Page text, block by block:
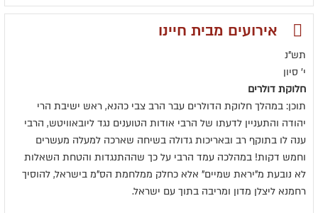
אירועים מבית חיינו
תש"נ
י' סיון
חלוקת דולרים
תוכן: במהלך חלוקת הדולרים עבר הרב צבי כהנא, ראש ישיבת הרי
יהודה והתעניין לדעתו של הרבי אודות הטוענים נגד ליובאוויטש, הרבי
ענה לו בתוקף רב ובאריכות גדולה בשיחה שארכה למעלה מעשרים
וחמש דקות! במהלכה עמד הרבי על כך שההתנגדות והטחת השאלות
לא נובעת מ"יראת שמיים" אלא כחלק ממלחמת הס"מ בישראל, להוסיך
רחמנא ליצלן מדון ומריבה בתוך עם ישראל.